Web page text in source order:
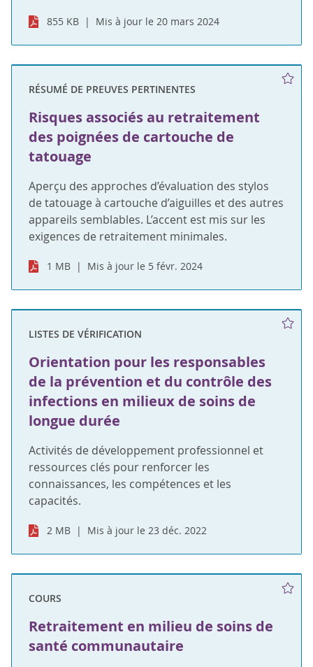
855 KB Mis à jour le 20 mars 2024
RÉSUMÉ DE PREUVES PERTINENTES
Risques associés au retraitement
des poignées de cartouche de
tatouage
Aperçu des approches d’évaluation des stylos
de tatouage à cartouche d’aiguilles et des autres
appareils semblables. L’accent est mis sur les
exigences de retraitement minimales.
1 MB Mis à jour le 5 févr. 2024
LISTES DE VÉRIFICATION
Orientation pour les responsables
de la prévention et du contrôle des
infections en milieux de soins de
longue durée
Activités de développement professionnel et
ressources clés pour renforcer les
connaissances, les compétences et les
capacités.
2 MB Mis à jour le 23 déc. 2022
COURS
Retraitement en milieu de soins de
santé communautaire